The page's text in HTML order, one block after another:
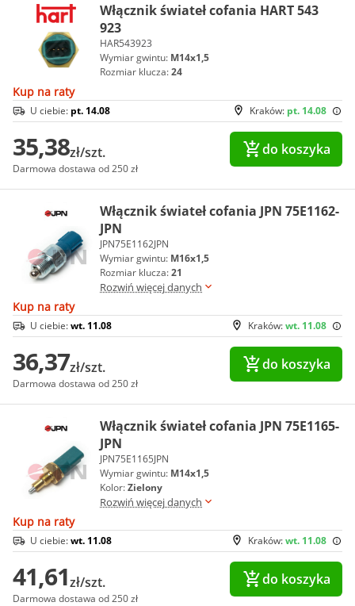
Włącznik świateł cofania HART 543
923
HAR543923
Wymiar gwintu: M14x1,5
Rozmiar klucza:24
Kup na raty
Kraków: pt. 14.08
U ciebie: pt. 14.08
35,38zł/szt.
Darmowa dostawa od 250 zł
do koszyka
Włącznik świateł cofania JPN 75E1162-
JPN
JPN75E1162JPN
Wymiar gwintu: M16x1,5
Rozmiar klucza:21
Rozwiń więcej danych
Kup na raty
Kraków:wt. 11.08
U ciebie:wt. 11.08
36,37zł/szt.
Darmowa dostawa od 250 zł
do koszyka
Włącznik świateł cofania JPN 75E1165-
JPN
JPN75E1165JPN
Wymiar gwintu: M14x1,5
Kolor:Zielony
Rozwiń więcej danych
Kup na raty
Kraków:wt. 11.08
U ciebie:wt. 11.08
41,61zł/szt.
Darmowa dostawa od 250 zł
do koszyka